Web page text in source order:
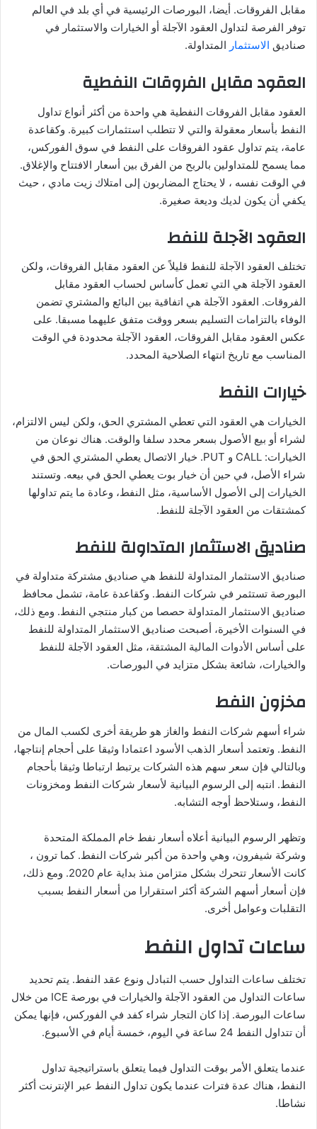
مقابل الفروقات. أيضا، البورصات الرئيسية في أي بلد في العالم
توفر الفرصة لتداول العقود الآجلة أو الخيارات والاستثمار في
صناديق الاستثمار المتداولة.
العقود مقابل الفروقات النفطية
العقود مقابل الفروقات النفطية هي واحدة من أكثر أنواع تداول
النفط بأسعار معقولة والتي لا تتطلب استثمارات كبيرة. وكقاعدة
عامة، يتم تداول عقود الفروقات على النفط في سوق الفوركس،
مما يسمح للمتداولين بالربح من الفرق بين أسعار الافتتاح والإغلاق.
في الوقت نفسه ، لا يحتاج المضاربون إلى امتلاك زيت مادي ، حيث
يكفي أن يكون لديك وديعة صغيرة.
العقود الآجلة للنفط
تختلف العقود الآجلة للنفط قليلاً عن العقود مقابل الفروقات، ولكن
العقود الآجلة هي التي تعمل كأساس لحساب العقود مقابل
الفروقات. العقود الآجلة هي اتفاقية بين البائع والمشتري تضمن
الوفاء بالتزامات التسليم بسعر ووقت متفق عليهما مسبقا. على
عكس العقود مقابل الفروقات، العقود الآجلة محدودة في الوقت
المناسب مع تاريخ انتهاء الصلاحية المحدد.
خيارات النفط
الخيارات هي العقود التي تعطي المشتري الحق، ولكن ليس الالتزام،
لشراء أو بيع الأصول بسعر محدد سلفا والوقت. هناك نوعان من
الخيارات: CALL و PUT. خيار الاتصال يعطي المشتري الحق في
شراء الأصل، في حين أن خيار بوت يعطي الحق في بيعه. وتستند
الخيارات إلى الأصول الأساسية، مثل النفط، وعادة ما يتم تداولها
كمشتقات من العقود الآجلة للنفط.
صناديق الاستثمار المتداولة للنفط
صناديق الاستثمار المتداولة للنفط هي صناديق مشتركة متداولة في
البورصة تستثمر في شركات النفط. وكقاعدة عامة، تشمل محافظ
صناديق الاستثمار المتداولة حصصا من كبار منتجي النفط. ومع ذلك،
في السنوات الأخيرة، أصبحت صناديق الاستثمار المتداولة للنفط
على أساس الأدوات المالية المشتقة، مثل العقود الآجلة للنفط
والخيارات، شائعة بشكل متزايد في البورصات.
مخزون النفط
شراء أسهم شركات النفط والغاز هو طريقة أخرى لكسب المال من
النفط. وتعتمد أسعار الذهب الأسود اعتمادا وثيقا على أحجام إنتاجها،
وبالتالي فإن سعر سهم هذه الشركات يرتبط ارتباطا وثيقا بأحجام
النفط. انتبه إلى الرسوم البيانية لأسعار شركات النفط ومخزونات
النفط، وستلاحظ أوجه التشابه.
وتظهر الرسوم البيانية أعلاه أسعار نفط خام المملكة المتحدة
وشركة شيفرون، وهي واحدة من أكبر شركات النفط. كما ترون ،
كانت الأسعار تتحرك بشكل متزامن منذ بداية عام 2020. ومع ذلك،
فإن أسعار أسهم الشركة أكثر استقرارا من أسعار النفط بسبب
التقلبات وعوامل أخرى.
ساعات تداول النفط
تختلف ساعات التداول حسب التبادل ونوع عقد النفط. يتم تحديد
ساعات التداول من العقود الآجلة والخيارات في بورصة ICE من خلال
ساعات البورصة. إذا كان التجار شراء كفد في الفوركس، فإنها يمكن
أن تتداول النفط 24 ساعة في اليوم، خمسة أيام في الأسبوع.
عندما يتعلق الأمر بوقت التداول فيما يتعلق باستراتيجية تداول
النفط، هناك عدة فترات عندما يكون تداول النفط عبر الإنترنت أكثر
نشاطا.